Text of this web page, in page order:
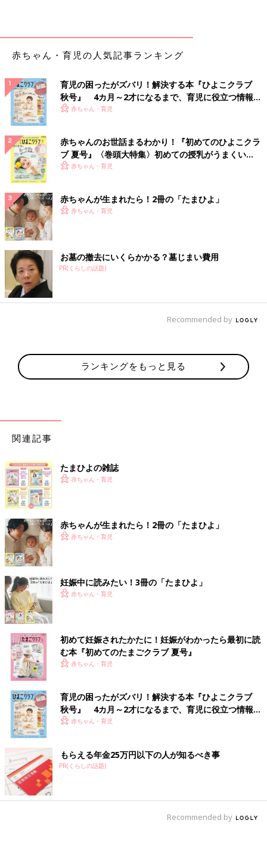
赤ちゃん・育児の人気記事ランキング
育児の困ったがズバリ！解決する本『ひよこクラブ
秋号』 4カ月～2才になるまで、育児に役立つ情報が
いっぱい！
赤ちゃん・育児
赤ちゃんのお世話まるわかり！『初めてのひよこクラ
ブ 夏号』〈巻頭大特集〉初めての授乳がうまくい
く！ おっぱい・ミルクの基本と夏のトラブル 解決テ
赤ちゃん・育児
赤ちゃんが生まれたら！2冊の「たまひよ」
赤ちゃん・育児
お墓の撤去にいくらかかる？墓じまい費用
PR(くらしの話題)
Recommended by
ランキングをもっと見る
関連記事
たまひよの雑誌
赤ちゃん・育児
赤ちゃんが生まれたら！2冊の「たまひよ」
赤ちゃん・育児
妊娠中に読みたい！3冊の「たまひよ」
赤ちゃん・育児
初めて妊娠されたかたに！妊娠がわかったら最初に読
む本『初めてのたまごクラブ 夏号』
赤ちゃん・育児
育児の困ったがズバリ！解決する本『ひよこクラブ
秋号』 4カ月～2才になるまで、育児に役立つ情報が
いっぱい！
赤ちゃん・育児
もらえる年金25万円以下の人が知るべき事
PR(くらしの話題)
Recommended by